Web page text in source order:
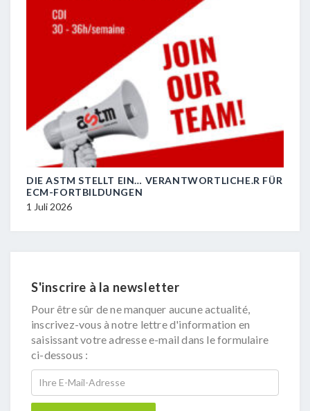
DIE ASTM STELLT EIN… VERANTWORTLICHE.R FÜR
ECM-FORTBILDUNGEN
1 Juli 2026
S'inscrire à la newsletter
Pour être sûr de ne manquer aucune actualité,
inscrivez-vous à notre lettre d'information en
saisissant votre adresse e-mail dans le formulaire
ci-dessous :